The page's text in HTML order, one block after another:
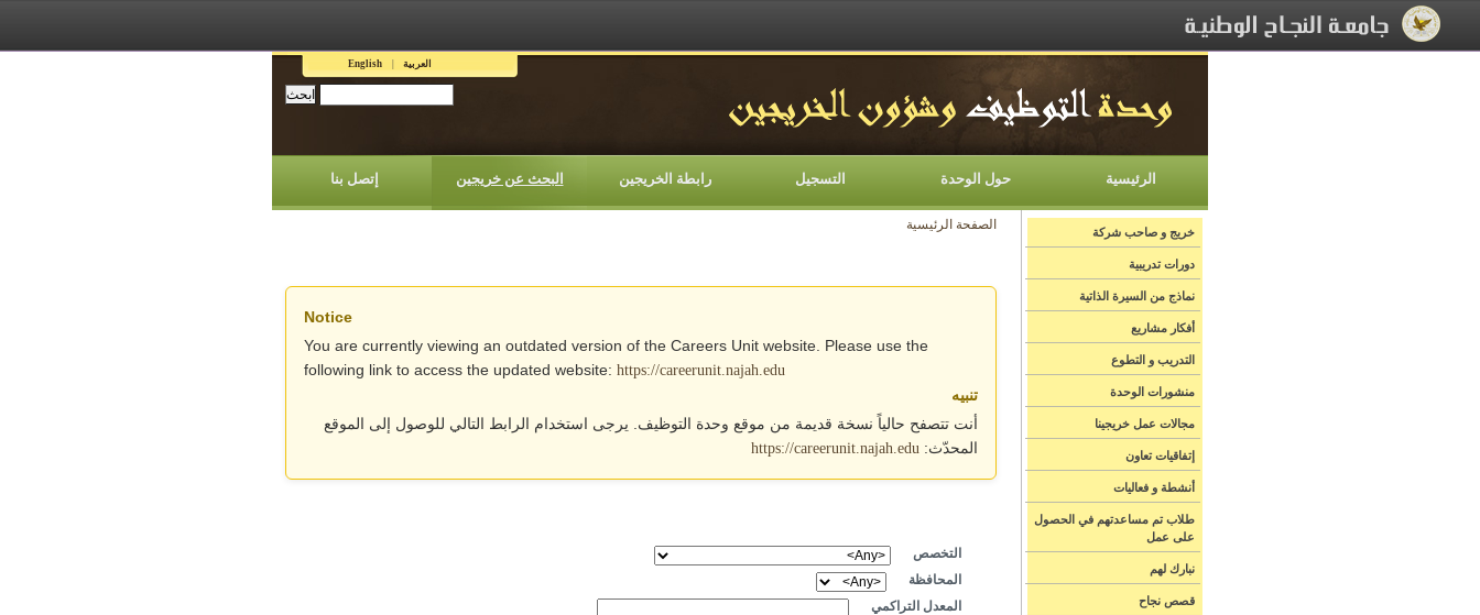
[Skip Header and Navigation][Jump to Main Content] العربية English
الرئيسية حول الوحدة التسجيل رابطة الخريجين البحث عن خريجين إتصل بنا
خريج و صاحب شركة
دورات تدريبية
نماذج من السيرة الذاتية
أفكار مشاريع
التدريب و التطوع
منشورات الوحدة
مجالات عمل خريجينا
إتفاقيات تعاون
أنشطة و فعاليات
طلاب تم مساعدتهم في الحصول
على عمل
نبارك لهم
قصص نجاح
الصفحة الرئيسية
Notice
You are currently viewing an outdated version of the Careers Unit website. Please use the
following link to access the updated website: https://careerunit.najah.edu
تنبيه
أنت تتصفح حالياً نسخة قديمة من موقع وحدة التوظيف. يرجى استخدام الرابط التالي للوصول إلى الموقع
المحدّث: https://careerunit.najah.edu
التخصص
المحافظة
المعدل التراكمي